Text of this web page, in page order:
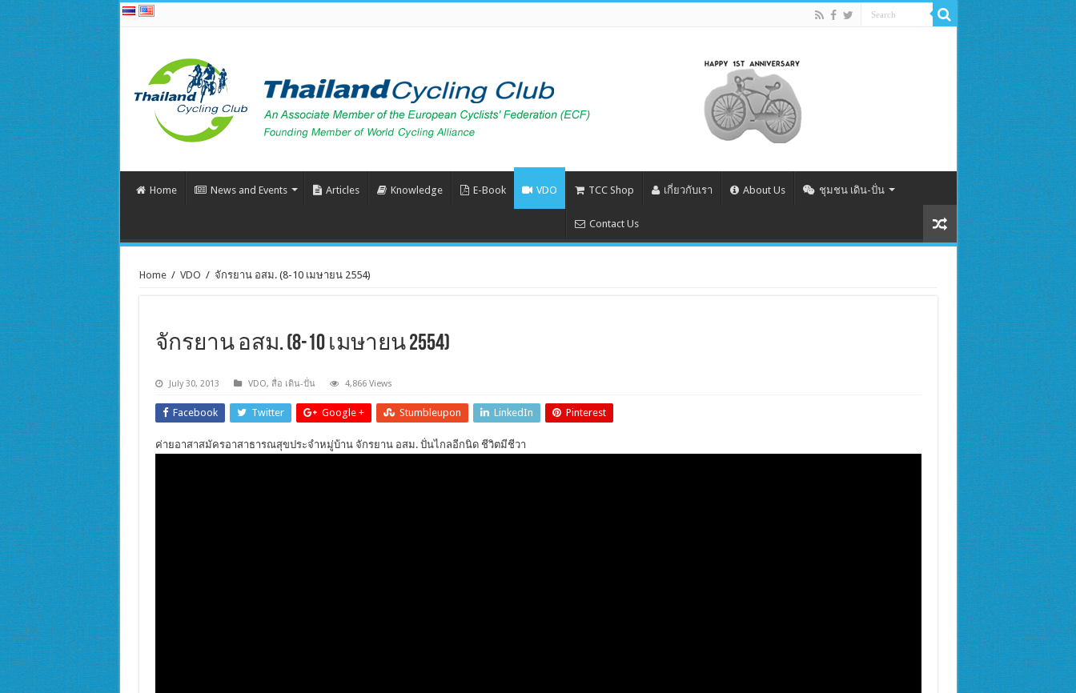
Home News and Events Articles Knowledge E-Book VDO TCC Shop เกี่ยวกับเรา About Us ชุมชน เดิน-ปั่น
Contact Us
Home / VDO / จักรยาน อสม. (8-10 เมษายน 2554)
จักรยาน อสม. (8-10 เมษายน 2554)
July 30, 2013 VDO, สื่อ เดิน-ปั่น 4,866 Views
Facebook Twitter Google + Stumbleupon LinkedIn Pinterest
ค่ายอาสาสมัครอาสาธารณสุขประจำหมู่บ้าน จักรยาน อสม. ปั่นไกลอีกนิด ชีวิตมีชีวา